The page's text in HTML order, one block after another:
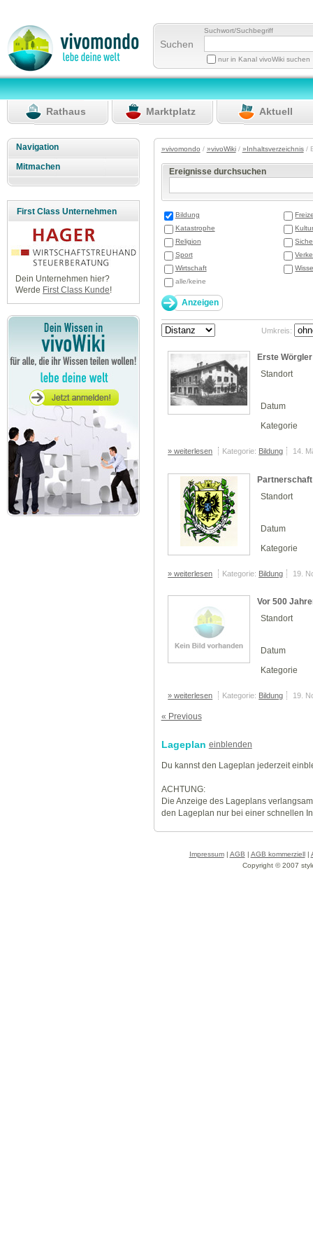
Suchen
Suchwort/Suchbegriff
nur in Kanal vivoWiki suchen
Rathaus Marktplatz Aktuell
Navigation
Mitmachen
First Class Unternehmen
Dein Unternehmen hier?
Werde First Class Kunde!
»vivomondo / »vivoWiki/ »Inhaltsverzeichnis/
Ereignisse durchsuchen
Bildung
Katastrophe
Religion
Sport
Wirtschaft
alle/keine
Umkreis:
Erste
Standort
Datum
Kategorie
» weiterlesen Kategorie: Bildung 14.
Standort
Datum
Kategorie
» weiterlesen Kategorie: Bildung 19.
Vor 500
Standort
Datum
Kategorie
» weiterlesen Kategorie: Bildung 19.
« Previous
Lageplan einblenden
Du kannst den Lageplan jederzeit
ACHTUNG:
Die Anzeige des Lageplans
den Lageplan nur bei einer schnellen
Impressum| AGB | AGB kommerziell|
Copyright © 2007